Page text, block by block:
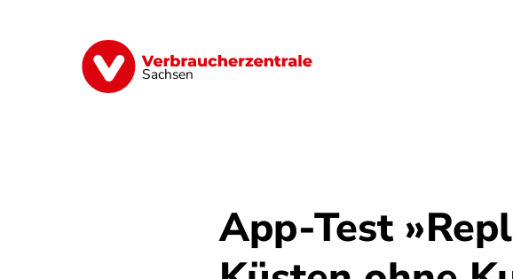
Sachsen
Vorsorge Verträge Geld & Versicherungen
App-Test